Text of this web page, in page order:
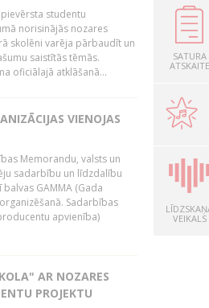
studentu
norisinājās nozares
skolēni varēja pārbaudīt un
saistītās tēmās.
oficiālajā atklāšanā...
VIENOJAS
Memorandu, valsts un
sadarbību un līdzdalību
GAMMA (Gada
Sadarbības
apvienība)
AR NOZARES
PROJEKTU
SATURA
ATSKAITE
VEIKALS